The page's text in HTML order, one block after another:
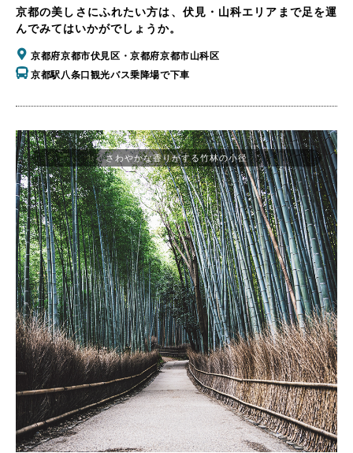
京都の美しさにふれたい方は、伏見・山科エリアまで足を運
んでみてはいかがでしょうか。
京都府京都市伏見区・京都府京都市山科区
京都駅八条口観光バス乗降場で下車
さわやかな香りがする竹林の小径